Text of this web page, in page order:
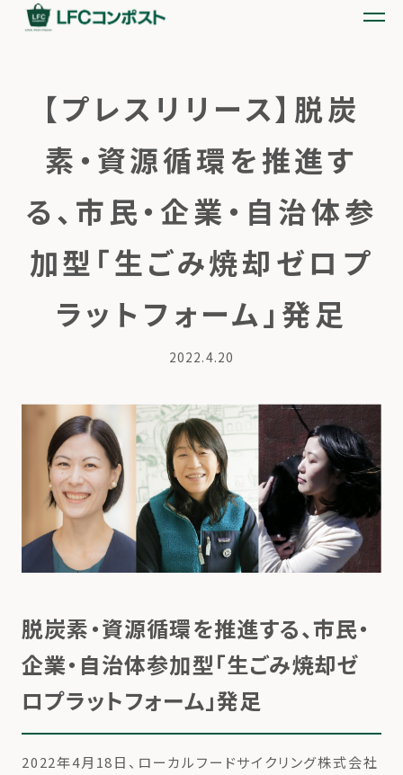
【プレスリリース】脱炭
素・資源循環を推進す
る、市民・企業・自治体参
加型「生ごみ焼却ゼロプ
ラットフォーム」発足
2022.4.20
脱炭素・資源循環を推進する、市民・
企業・自治体参加型「生ごみ焼却ゼ
ロプラットフォーム」発足
2022年4月18日、ローカルフードサイクリング株式会社